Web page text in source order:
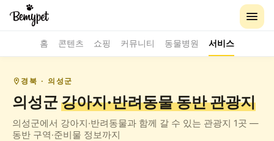
홈 콘텐츠 쇼핑 커뮤니티 동물병원 서비스
경북 · 의성군
의성군강아지·반려동물 동반관광지
의성군에서 강아지·반려동물과 함께 갈 수 있는 관광지 1곳 —
동반 구역·준비물 정보까지